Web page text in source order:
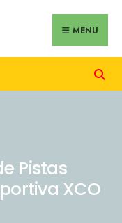
MENU
Pistas
XCO